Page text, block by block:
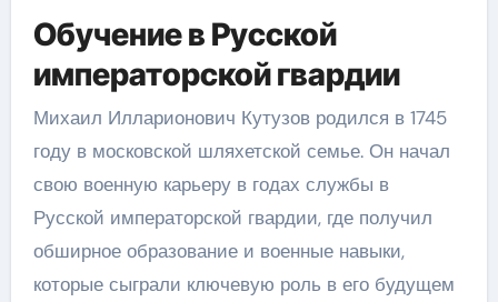
Обучение в Русской
императорской гвардии
Михаил Илларионович Кутузов родился в 1745
году в московской шляхетской семье. Он начал
свою военную карьеру в годах службы в
Русской императорской гвардии, где получил
обширное образование и военные навыки,
которые сыграли ключевую роль в его будущем